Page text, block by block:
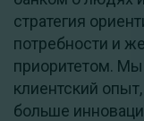
стратегия
потребности и
приоритетом.
клиентский
больше